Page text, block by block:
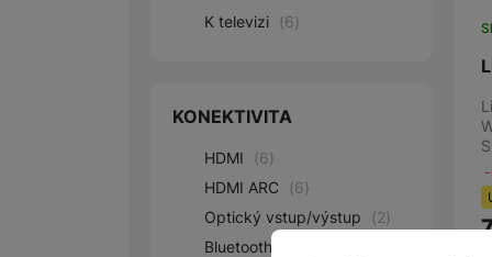
K televizi (6)
KONEKTIVITA
HDMI (6)
HDMI ARC
(6)
Optický vstup/výstup
(2)
Bluetooth
-